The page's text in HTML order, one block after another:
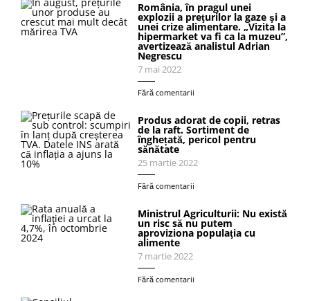
România, în pragul unei
explozii a preţurilor la gaze şi a
unei crize alimentare. „Vizita la
hipermarket va fi ca la muzeu”,
avertizează analistul Adrian
Negrescu
7 mai 2022
Fără comentarii
Produs adorat de copii, retras
de la raft. Sortiment de
înghețată, pericol pentru
sănătate
25 martie 2022
Fără comentarii
Ministrul Agriculturii: Nu există
un risc să nu putem
aproviziona populaţia cu
alimente
7 martie 2022
Fără comentarii